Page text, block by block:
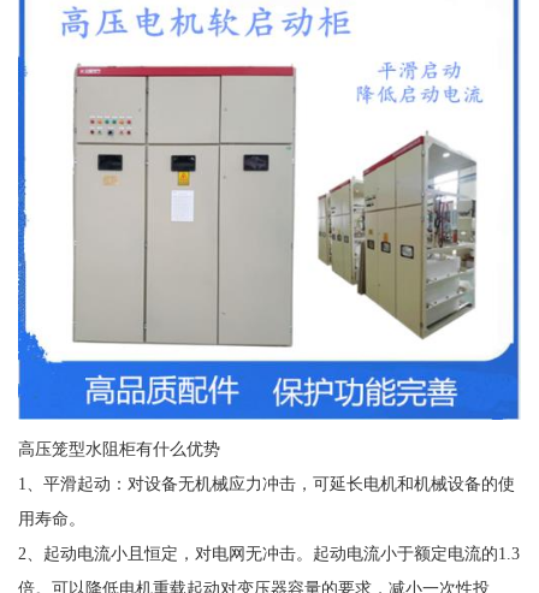
高压笼型水阻柜有什么优势
1、平滑起动：对设备无机械应力冲击，可延长电机和机械设备的使
用寿命。
2、起动电流小且恒定，对电网无冲击。起动电流小于额定电流的1.3
倍。可以降低电机重载起动对变压器容量的要求，减小一次性投